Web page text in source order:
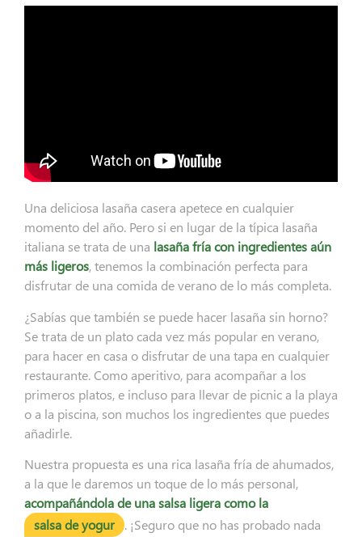
Una deliciosa lasaña casera apetece en cualquier
momento del año. Pero si en lugar de la típica lasaña
italiana se trata de una lasaña fría con ingredientes aún
más ligeros, tenemos la combinación perfecta para
disfrutar de una comida de verano de lo más completa.
¿Sabías que también se puede hacer lasaña sin horno?
Se trata de un plato cada vez más popular en verano,
para hacer en casa o disfrutar de una tapa en cualquier
restaurante. Como aperitivo, para acompañar a los
primeros platos, e incluso para llevar de picnic a la playa
o a la piscina, son muchos los ingredientes que puedes
añadirle.
Nuestra propuesta es una rica lasaña fría de ahumados,
a la que le daremos un toque de lo más personal,
acompañándola de una salsa ligera como la
salsa de yogur
. ¡Seguro que no has probado nada